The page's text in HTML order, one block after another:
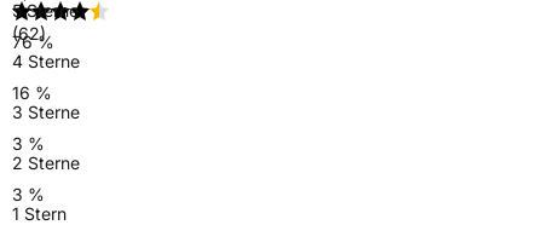
(62)
5 Sterne
76 %
4 Sterne
16 %
3 Sterne
3 %
2 Sterne
3 %
1 Stern